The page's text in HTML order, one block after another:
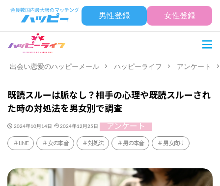
男性登録 女性登録
出会い恋愛のハッピーメール ハッピーライフ アンケート
既読スルーは脈なし？相手の心理や既読スルーされ
た時の対処法を男女別で調査
2024年10月14日 2024年12月25日 アンケート
LINE 女の本音 対処法 男の本音 男女向け